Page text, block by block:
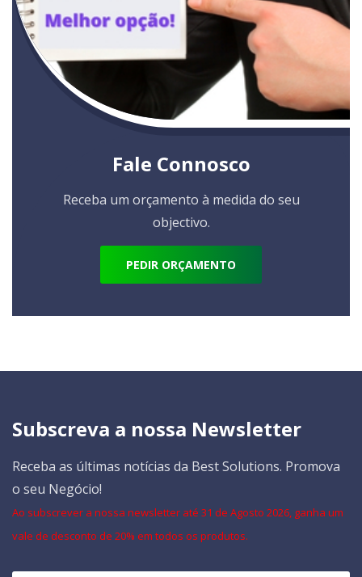
Fale Connosco
Receba um orçamento à medida do seu
objectivo.
PEDIR ORÇAMENTO
Subscreva a nossa Newsletter
Receba as últimas notícias da Best Solutions. Promova
o seu Negócio!
Ao subscrever a nossa newsletter até 31 de Agosto 2026, ganha um
vale de desconto de 20% em todos os produtos.